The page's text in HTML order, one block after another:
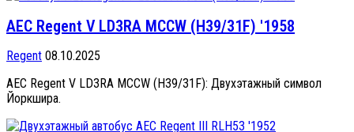
AEC Regent V LD3RA MCCW (H39/31F) '1958
Regent 08.10.2025
AEC Regent V LD3RA MCCW (H39/31F): Двухэтажный символ
Йоркшира.